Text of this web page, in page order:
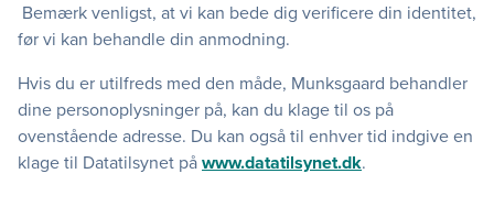
Bemærk venligst, at vi kan bede dig verificere din identitet,
før vi kan behandle din anmodning.
Hvis du er utilfreds med den måde, Munksgaard behandler
dine personoplysninger på, kan du klage til os på
ovenstående adresse. Du kan også til enhver tid indgive en
klage til Datatilsynet på www.datatilsynet.dk.